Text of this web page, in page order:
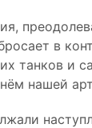
в
танков и
нашей